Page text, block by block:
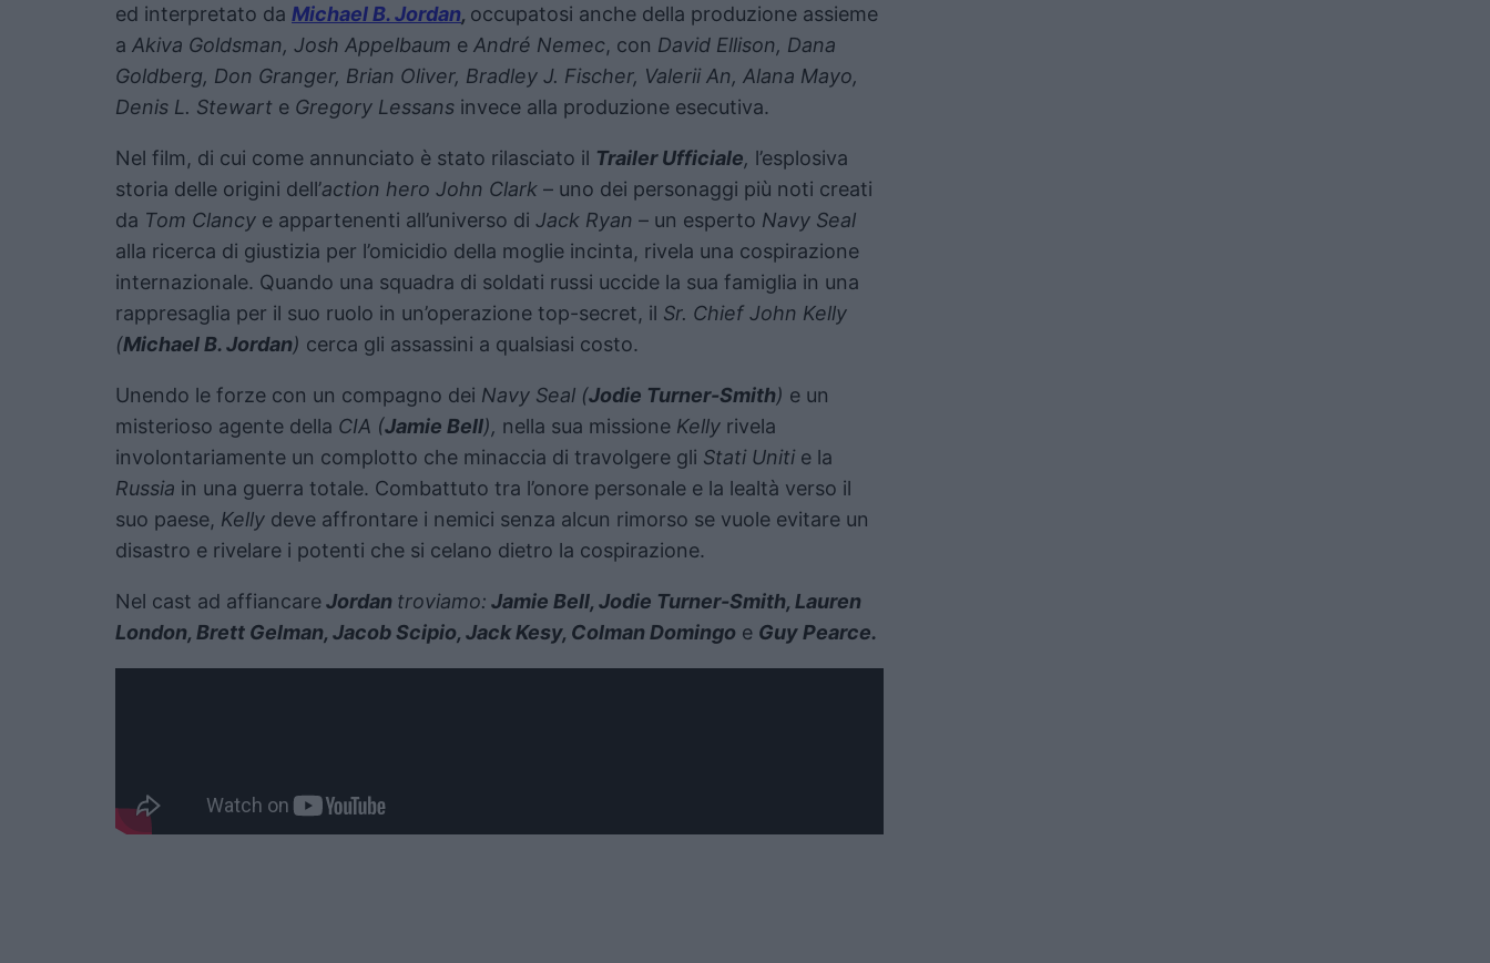
ed interpretato da Michael B. Jordan, occupatosi anche della produzione assieme
a Akiva Goldsman, Josh Appelbaum e André Nemec, con David Ellison, Dana
Goldberg, Don Granger, Brian Oliver, Bradley J. Fischer, Valerii An, Alana Mayo,
Denis L. Stewart e Gregory Lessans invece alla produzione esecutiva.
Nel film, di cui come annunciato è stato rilasciato il Trailer Ufficiale, l’esplosiva
storia delle origini dell’action hero John Clark – uno dei personaggi più noti creati
da Tom Clancy e appartenenti all’universo di Jack Ryan – un esperto Navy Seal
alla ricerca di giustizia per l’omicidio della moglie incinta, rivela una cospirazione
internazionale. Quando una squadra di soldati russi uccide la sua famiglia in una
rappresaglia per il suo ruolo in un’operazione top-secret, il Sr. Chief John Kelly
(Michael B. Jordan) cerca gli assassini a qualsiasi costo.
Unendo le forze con un compagno dei Navy Seal (Jodie Turner-Smith) e un
misterioso agente della CIA (Jamie Bell), nella sua missione Kelly rivela
involontariamente un complotto che minaccia di travolgere gli Stati Unitie la
Russia in una guerra totale. Combattuto tra l’onore personale e la lealtà verso il
suo paese, Kelly deve affrontare i nemici senza alcun rimorso se vuole evitare un
disastro e rivelare i potenti che si celano dietro la cospirazione.
Nel cast ad affiancareJordan troviamo: Jamie Bell, Jodie Turner-Smith, Lauren
London, Brett Gelman, Jacob Scipio, Jack Kesy, Colman Domingo e Guy Pearce.